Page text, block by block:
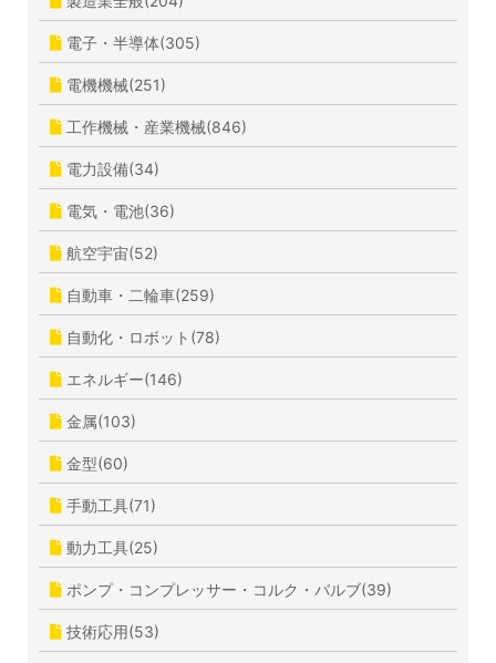
電子・半導体(305)
電機機械(251)
工作機械・産業機械(846)
電力設備(34)
電気・電池(36)
航空宇宙(52)
自動車・二輪車(259)
自動化・ロボット(78)
エネルギー(146)
金属(103)
金型(60)
手動工具(71)
動力工具(25)
ポンプ・コンプレッサー・コルク・バルブ(39)
技術応用(53)